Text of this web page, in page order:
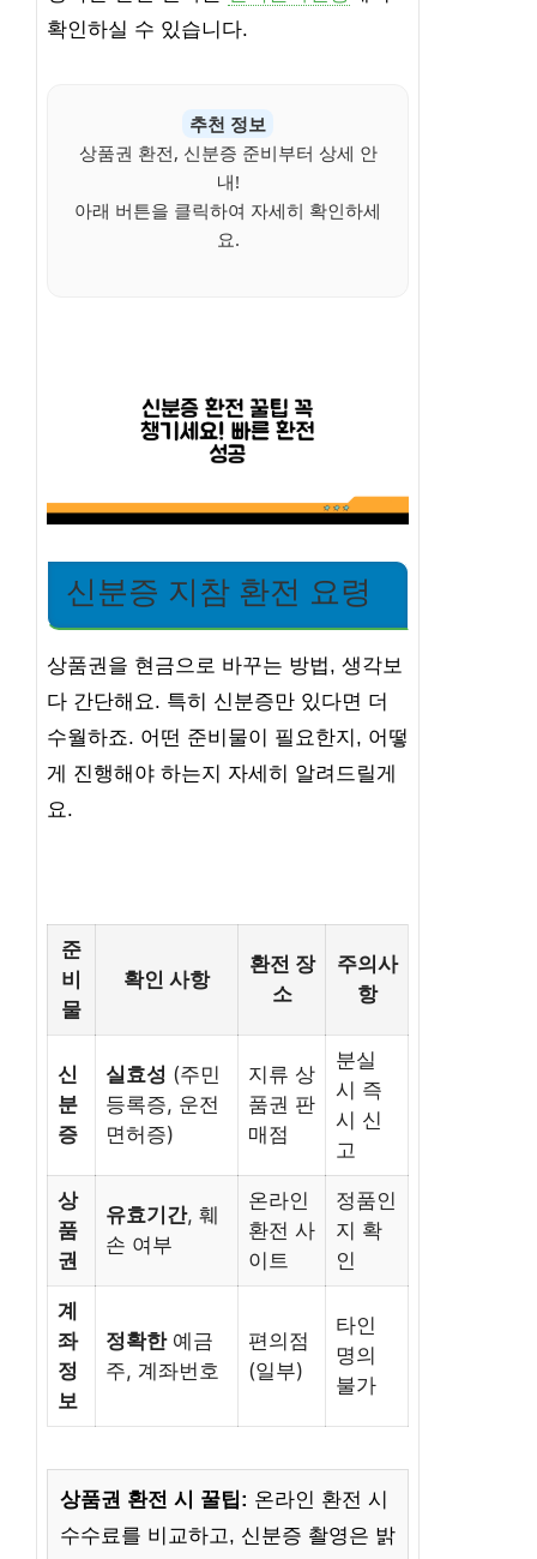
확인하실 수 있습니다.
추천 정보
상품권 환전, 신분증 준비부터 상세 안
내!
아래 버튼을 클릭하여 자세히 확인하세
요.
신분증 지참 환전 요령
상품권을 현금으로 바꾸는 방법, 생각보
다 간단해요. 특히 신분증만 있다면 더
수월하죠. 어떤 준비물이 필요한지, 어떻
게 진행해야 하는지 자세히 알려드릴게
요.
준
비
물
확인 사항
환전 장
소
주의사
항
신
분
증
실효성 (주민
등록증, 운전
면허증)
지류 상
품권 판
매점
분실
시 즉
시 신
고
상
품
권
유효기간, 훼
손 여부
온라인
환전 사
이트
정품인
지 확
인
계
좌
정
보
정확한예금
주, 계좌번호
편의점
(일부)
타인
명의
불가
상품권 환전 시 꿀팁: 온라인 환전 시
수수료를 비교하고, 신분증 촬영은 밝